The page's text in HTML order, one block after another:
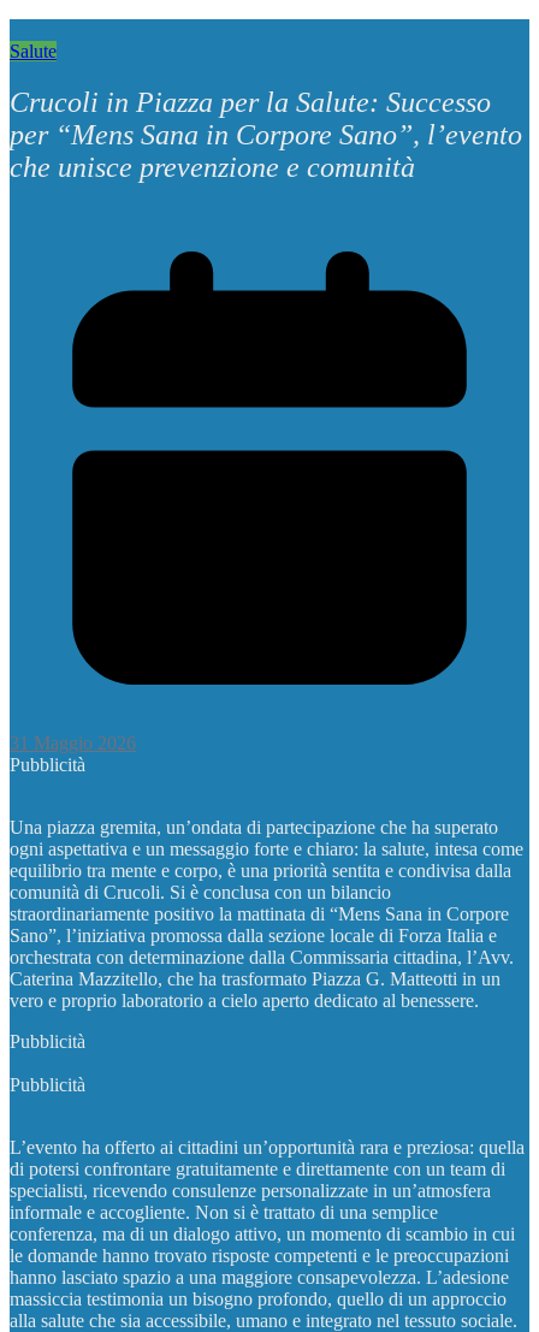
Salute
Crucoli in Piazza per la Salute: Successo
per “Mens Sana in Corpore Sano”, l’evento
che unisce prevenzione e comunità
31 Maggio 2026
Pubblicità
Una piazza gremita, un’ondata di partecipazione che ha superato
ogni aspettativa e un messaggio forte e chiaro: la salute, intesa come
equilibrio tra mente e corpo, è una priorità sentita e condivisa dalla
comunità di Crucoli. Si è conclusa con un bilancio
straordinariamente positivo la mattinata di “Mens Sana in Corpore
Sano”, l’iniziativa promossa dalla sezione locale di Forza Italia e
orchestrata con determinazione dalla Commissaria cittadina, l’Avv.
Caterina Mazzitello, che ha trasformato Piazza G. Matteotti in un
vero e proprio laboratorio a cielo aperto dedicato al benessere.
Pubblicità
Pubblicità
L’evento ha offerto ai cittadini un’opportunità rara e preziosa: quella
di potersi confrontare gratuitamente e direttamente con un team di
specialisti, ricevendo consulenze personalizzate in un’atmosfera
informale e accogliente. Non si è trattato di una semplice
conferenza, ma di un dialogo attivo, un momento di scambio in cui
le domande hanno trovato risposte competenti e le preoccupazioni
hanno lasciato spazio a una maggiore consapevolezza. L’adesione
massiccia testimonia un bisogno profondo, quello di un approccio
alla salute che sia accessibile, umano e integrato nel tessuto sociale.